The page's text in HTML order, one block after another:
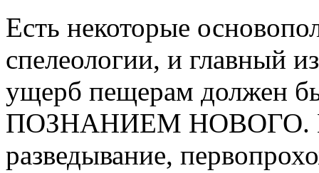
Есть некоторые
спелеологии, и главный
ущерб пещерам должен
ПОЗНАНИЕМ НОВОГО.
разведывание,